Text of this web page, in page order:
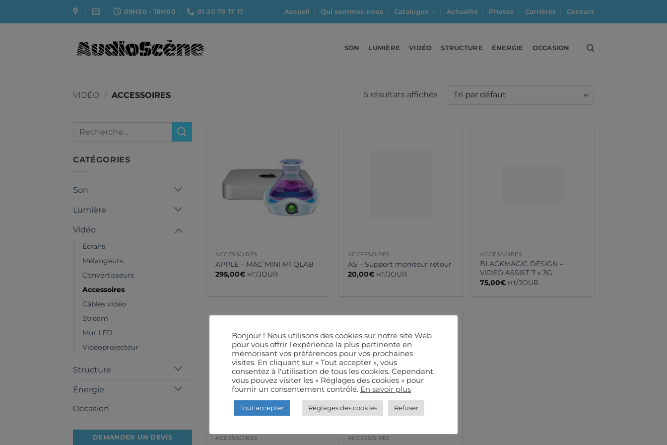
09H30 - 18H00 01 30 79 17 17 Accueil Qui sommes-nous Catalogue Actualité Photos Carrières Contact
SON LUMIÈRE VIDÉO STRUCTURE ÉNERGIE OCCASION
VIDÉO / ACCESSOIRES 5 résultats affichés
Recherche
CATÉGORIES
Son
Lumière
Vidéo
Écrans
Mélangeurs
Convertisseurs
Accessoires
Câbles vidéo
Stream
Mur LED
Vidéoprojecteur
Structure
Énergie
Occasion
DEMANDER UN DEVIS
ACCESSOIRES
APPLE – MAC MINI M1 QLAB
295,00€ HT/JOUR
ACCESSOIRES
AS – Support moniteur retour
20,00€ HT/JOUR
ACCESSOIRES
BLACKMAGIC DESIGN –
VIDEO ASSIST 7 » 3G
75,00€ HT/JOUR
ACCESSOIRES ACCESSOIRES
Bonjour ! Nous utilisons des cookies sur notre site Web
pour vous offrir l'expérience la plus pertinente en
mémorisant vos préférences pour vos prochaines
visites. En cliquant sur « Tout accepter », vous
consentez à l'utilisation de tous les cookies. Cependant,
vous pouvez visiter les « Réglages des cookies » pour
fournir un consentement contrôlé. En savoir plus
Tout accepter Réglages des cookies Refuser